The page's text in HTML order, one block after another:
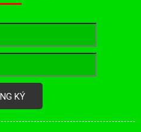
KÝ